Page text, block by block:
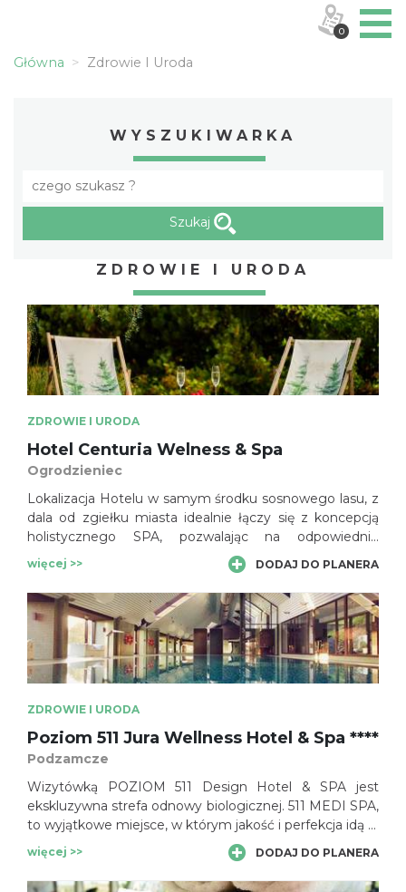
Główna Zdrowie I Uroda
WYSZUKIWARKA
Szukaj
ZDROWIE I URODA
ZDROWIE I URODA
Hotel Centuria Welness & Spa
Ogrodzieniec
Lokalizacja Hotelu w samym środku sosnowego lasu, z
dala od zgiełku miasta idealnie łączy się z koncepcją
holistycznego SPA, pozwalając na odpowiednie
wyciszenie się oraz pełny relaks. Centrum zabiegowe
Hotelu Centuria SPA zostało wielokrotnie wyróżniane.
więcej >> DODAJ DO PLANERA
ZDROWIE I URODA
Poziom 511 Jura Wellness Hotel & Spa ****
Podzamcze
Wizytówką POZIOM 511 Design Hotel & SPA jest
ekskluzywna strefa odnowy biologicznej. 511 MEDI SPA,
to wyjątkowe miejsce, w którym jakość i perfekcja idą w
parze z pełnym relaksem, odprężeniem i dogłębną
troską o urodę. Atmosferę spokoju i wytchnienia
dopełniają nienachalne wnętrza i bliskość naturalnych
więcej >> DODAJ DO PLANERA
0